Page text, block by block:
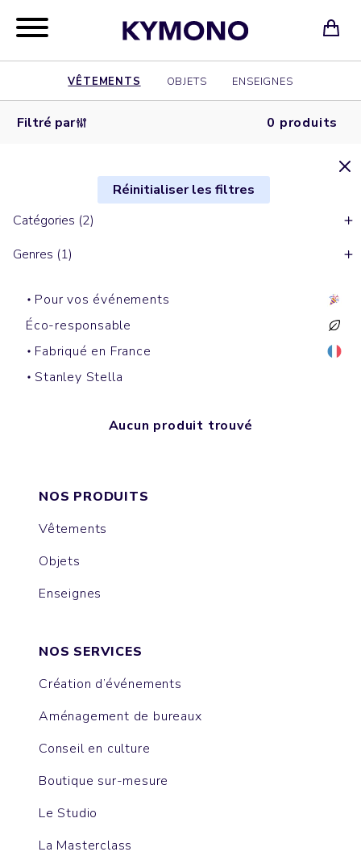
VÊTEMENTS OBJETS ENSEIGNES
Filtré par 0 produits
Réinitialiser les filtres
Catégories (2)
Genres (1)
Pour vos événements
Éco-responsable
Fabriqué en France
Stanley Stella
Aucun produit trouvé
NOS PRODUITS
Vêtements
Objets
Enseignes
NOS SERVICES
Création d’événements
Aménagement de bureaux
Conseil en culture
Boutique sur-mesure
Le Studio
La Masterclass